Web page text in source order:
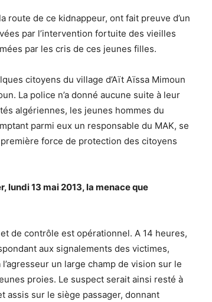
de ce kidnappeur, ont fait preuve d’un
par l’intervention fortuite des vieilles
par les cris de ces jeunes filles.
citoyens du village d’Aït Aïssa Mimoun
La police n’a donné aucune suite à leur
algériennes, les jeunes hommes du
parmi eux un responsable du MAK, se
force de protection des citoyens
lundi 13 mai 2013, la menace que
de contrôle est opérationnel. A 14 heures,
aux signalements des victimes,
un large champ de vision sur le
proies. Le suspect serait ainsi resté à
assis sur le siège passager, donnant